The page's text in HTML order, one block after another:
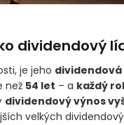
dividendový
je jeho dividendová
než 54 let – a každý
dividendový výnos
velkých